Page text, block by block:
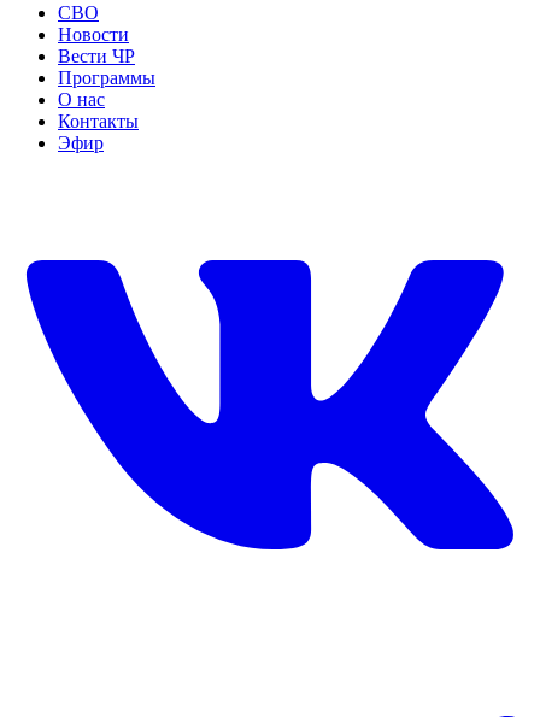
СВО
Новости
Вести ЧР
Программы
О нас
Контакты
Эфир